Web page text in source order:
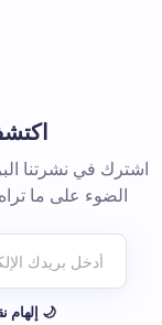
اشترك في نشرتنا
الضوء على ما
🌙 إلهام